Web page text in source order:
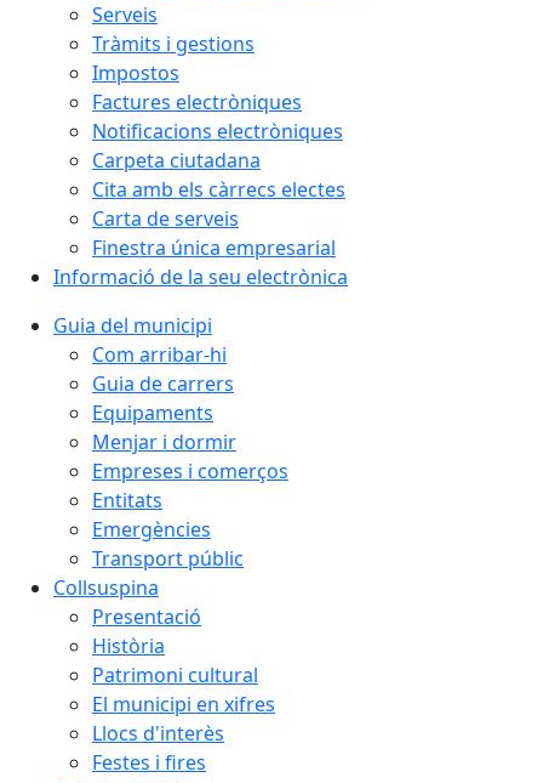
Serveis
Tràmits i gestions
Impostos
Factures electròniques
Notificacions electròniques
Carpeta ciutadana
Cita amb els càrrecs electes
Carta de serveis
Finestra única empresarial
Informació de la seu electrònica
Guia del municipi
Com arribar-hi
Guia de carrers
Equipaments
Menjar i dormir
Empreses i comerços
Entitats
Emergències
Transport públic
Collsuspina
Presentació
Història
Patrimoni cultural
El municipi en xifres
Llocs d'interès
Festes i fires